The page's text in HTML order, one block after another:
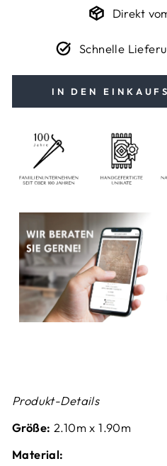
Direkt
Schnelle
IN DEN
Produkt-Details
Größe: 2.10m x 1.90m
Material: